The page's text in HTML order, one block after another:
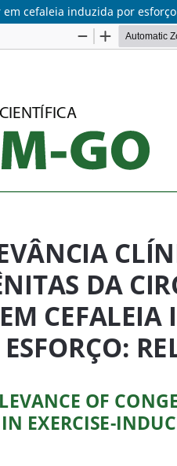
cefaleia induzida por esforço